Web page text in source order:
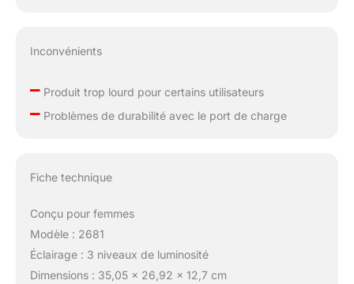
avec elle lors de son
voyage, nous
Inconvénients
–Produit trop lourd pour certains utilisateurs
–Problèmes de durabilité avec le port de charge
Fiche technique
Conçu pour femmes
Modèle : 2681
Éclairage : 3 niveaux de luminosité
Dimensions : 35,05 x 26,92 x 12,7 cm